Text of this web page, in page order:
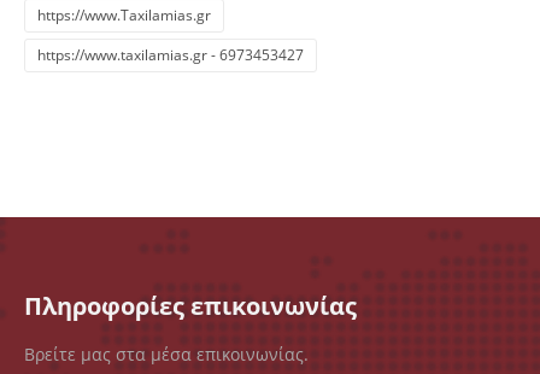
https://www.Taxilamias.gr
https://www.taxilamias.gr - 6973453427
Πληροφορίες επικοινωνίας
Βρείτε μας στα μέσα επικοινωνίας.